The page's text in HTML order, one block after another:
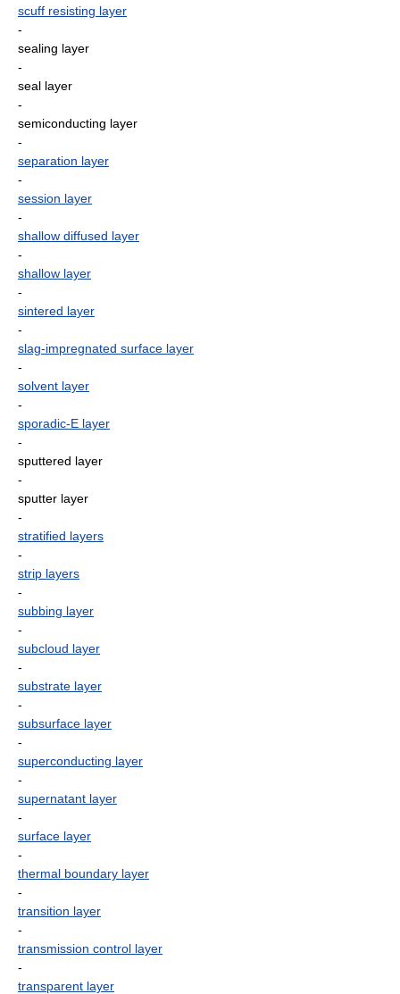
scuff resisting layer
-
sealing layer
-
seal layer
-
semiconducting layer
-
separation layer
-
session layer
-
shallow diffused layer
-
shallow layer
-
sintered layer
-
slag-impregnated surface layer
-
solvent layer
-
sporadic-E layer
-
sputtered layer
-
sputter layer
-
stratified layers
-
strip layers
-
subbing layer
-
subcloud layer
-
substrate layer
-
subsurface layer
-
superconducting layer
-
supernatant layer
-
surface layer
-
thermal boundary layer
-
transition layer
-
transmission control layer
-
transparent layer